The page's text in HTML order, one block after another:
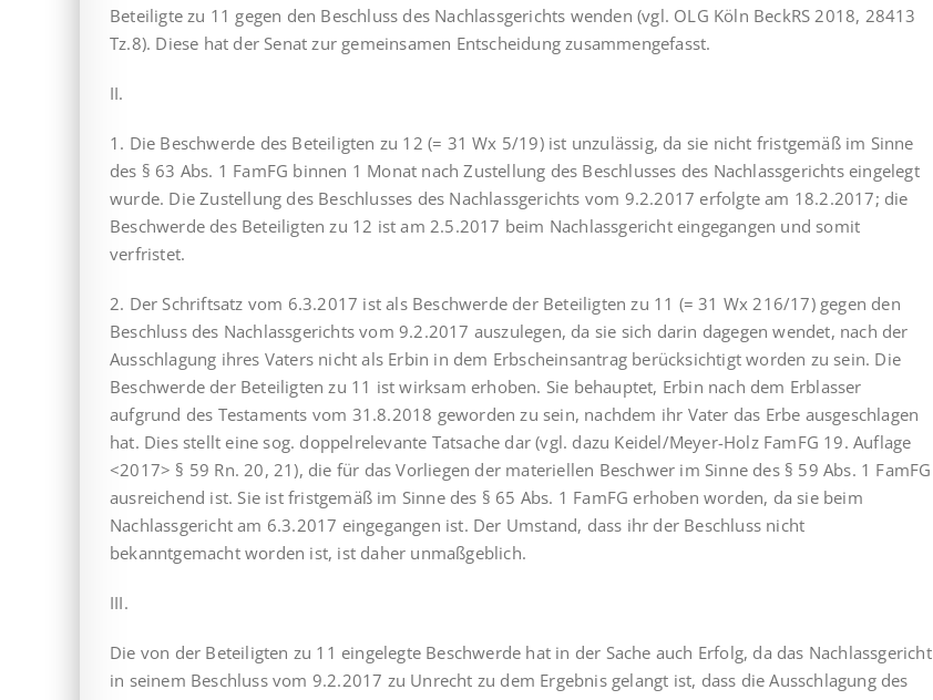
Beteiligte zu 11 gegen den Beschluss des Nachlassgerichts wenden (vgl. OLG Köln BeckRS 2018, 28413
Tz.8). Diese hat der Senat zur gemeinsamen Entscheidung zusammengefasst.
II.
1. Die Beschwerde des Beteiligten zu 12 (= 31 Wx 5/19) ist unzulässig, da sie nicht fristgemäß im Sinne
des § 63 Abs. 1 FamFG binnen 1 Monat nach Zustellung des Beschlusses des Nachlassgerichts eingelegt
wurde. Die Zustellung des Beschlusses des Nachlassgerichts vom 9.2.2017 erfolgte am 18.2.2017; die
Beschwerde des Beteiligten zu 12 ist am 2.5.2017 beim Nachlassgericht eingegangen und somit
verfristet.
2. Der Schriftsatz vom 6.3.2017 ist als Beschwerde der Beteiligten zu 11 (= 31 Wx 216/17) gegen den
Beschluss des Nachlassgerichts vom 9.2.2017 auszulegen, da sie sich darin dagegen wendet, nach der
Ausschlagung ihres Vaters nicht als Erbin in dem Erbscheinsantrag berücksichtigt worden zu sein. Die
Beschwerde der Beteiligten zu 11 ist wirksam erhoben. Sie behauptet, Erbin nach dem Erblasser
aufgrund des Testaments vom 31.8.2018 geworden zu sein, nachdem ihr Vater das Erbe ausgeschlagen
hat. Dies stellt eine sog. doppelrelevante Tatsache dar (vgl. dazu Keidel/Meyer-Holz FamFG 19. Auflage
<2017> § 59 Rn. 20, 21), die für das Vorliegen der materiellen Beschwer im Sinne des § 59 Abs. 1 FamFG
ausreichend ist. Sie ist fristgemäß im Sinne des § 65 Abs. 1 FamFG erhoben worden, da sie beim
Nachlassgericht am 6.3.2017 eingegangen ist. Der Umstand, dass ihr der Beschluss nicht
bekanntgemacht worden ist, ist daher unmaßgeblich.
III.
Die von der Beteiligten zu 11 eingelegte Beschwerde hat in der Sache auch Erfolg, da das Nachlassgericht
in seinem Beschluss vom 9.2.2017 zu Unrecht zu dem Ergebnis gelangt ist, dass die Ausschlagung des